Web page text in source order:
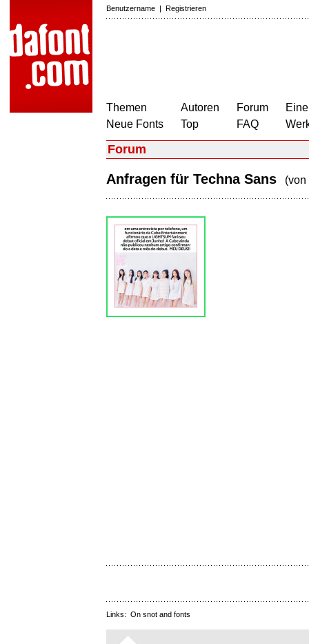
Benutzername | Registrieren
Themen
Neue Fonts
Autoren
Top
Forum
FAQ
Forum
Anfragen für Techna Sans (von
Links: On snot and fonts